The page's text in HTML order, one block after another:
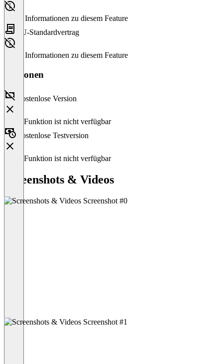
Keine Informationen zu diesem Feature
EU-Standardvertrag
Keine Informationen zu diesem Feature
Versionen
Kostenlose Version
Diese Funktion ist nicht verfügbar
Kostenlose Testversion
Diese Funktion ist nicht verfügbar
Screenshots & Videos